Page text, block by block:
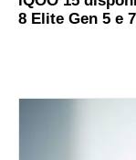
8 Elite Gen 5 e